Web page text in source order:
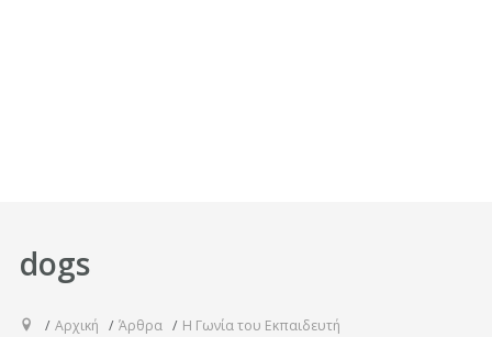
dogs
Αρχική Άρθρα Η Γωνία του Εκπαιδευτή